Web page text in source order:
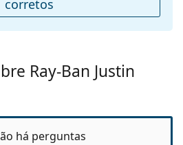
corretos
Ray-Ban Justin
há perguntas